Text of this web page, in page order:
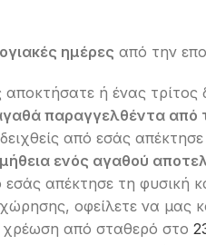
ημέρες από την
αποκτήσατε ή ένας
παραγγελθέντα από
από εσάς
ενός αγαθού
απέκτησε τη φυσική
οφείλετε να μας
από σταθερό στο